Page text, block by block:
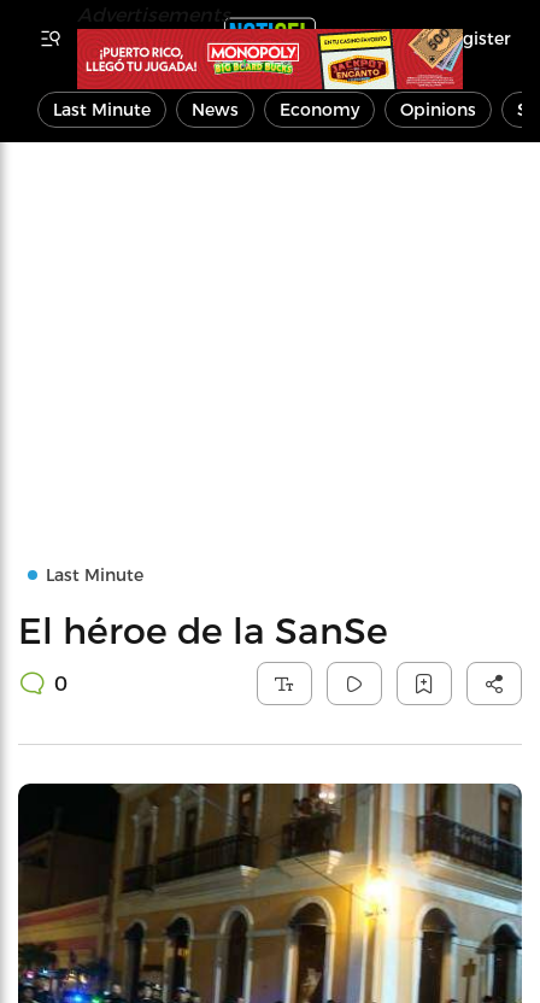
Register
Last Minute News Economy Opinions
Last Minute
El héroe de la SanSe
0
Advertisements